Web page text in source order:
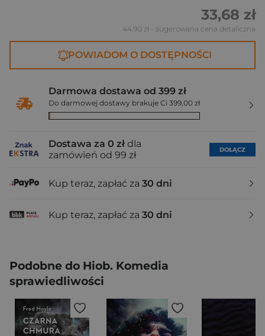
33,68 zł
44,90 zł - sugerowana cena detaliczna
POWIADOM O DOSTĘPNOŚCI
Darmowa dostawa od 399 zł
Do darmowej dostawy brakuje Ci 399,00 zł
Dostawa za 0 zł dla
zamówień od 99 zł
DOŁĄCZ
Kup teraz, zapłać za 30 dni
Kup teraz, zapłać za 30 dni
Podobne do Hiob. Komedia
sprawiedliwości